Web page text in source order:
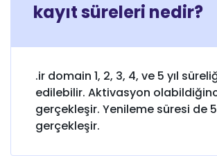
kayıt süreleri nedir?
.ir domain 1, 2, 3, 4, ve 5 yıl
edilebilir. Aktivasyon
gerçekleşir. Yenileme süresi de
gerçekleşir.